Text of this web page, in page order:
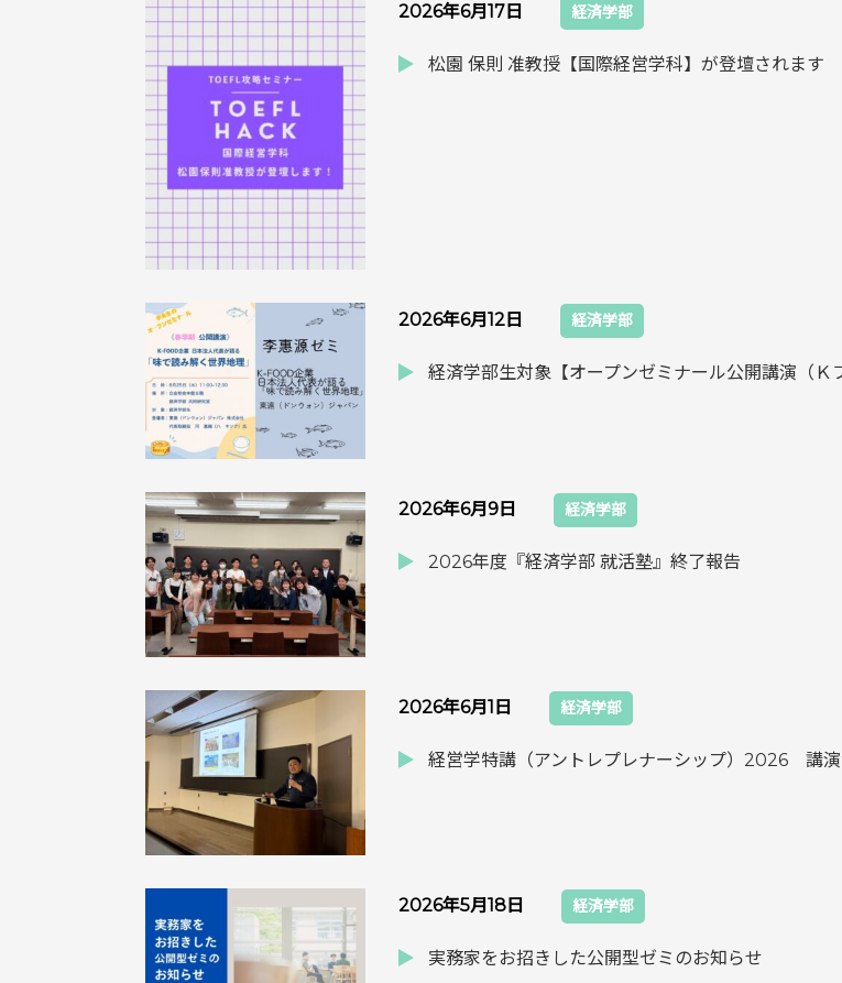
2026年6月17日 経済学部
松園 保則 准教授【国際経営学科】が登壇されます
2026年6月12日 経済学部
経済学部生対象【オープンゼミナール公開講演（Ｋ
2026年6月9日 経済学部
2026年度『経済学部 就活塾』終了報告
2026年6月1日 経済学部
経営学特講（アントレプレナーシップ）2026 講演
2026年5月18日 経済学部
実務家をお招きした公開型ゼミのお知らせ